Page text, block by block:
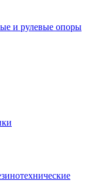
и рулевые опоры